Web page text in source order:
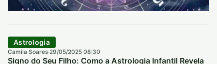
Astrologia
Camila Soares·29/05/2025 08:30
Signo do Seu Filho: Como a Astrologia Infantil Revela